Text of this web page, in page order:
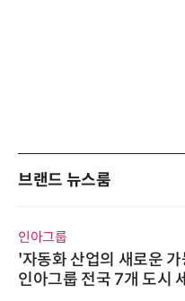
브랜드 뉴스룸
인아그룹
'자동화 산업의 새로운
인아그룹 전국 7개 도시